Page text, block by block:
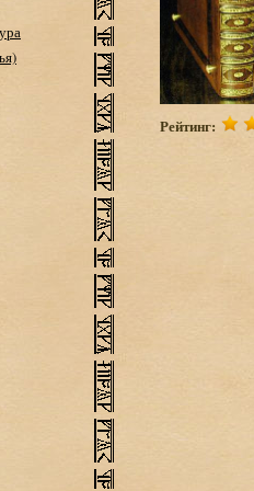
Рейтинг: